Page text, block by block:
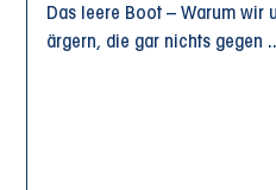
Das leere Boot – Warum wir
ärgern, die gar nichts gegen